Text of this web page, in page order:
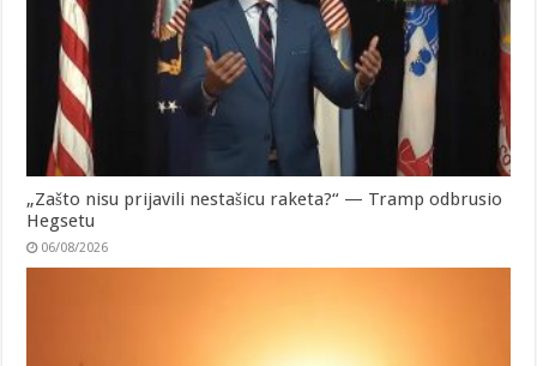
„Zašto nisu prijavili nestašicu raketa?“ — Tramp odbrusio
Hegsetu
06/08/2026